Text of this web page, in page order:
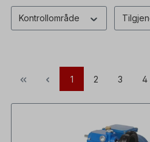
Kontrollområde
1 2 3 4